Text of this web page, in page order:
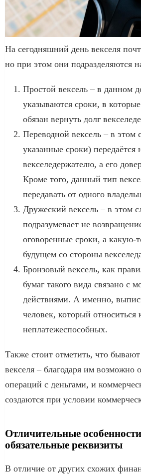
На сегодняшний день векселя
но при этом они подразделяются
Простой вексель – в данном
указываются сроки, в
обязан вернуть долг
Переводной вексель – в этом
указанные сроки) передаётся
векселедержателю, а его
Кроме того, данный тип
передавать от одного
Дружеский вексель – в этом
подразумевает не
оговоренные сроки, а какую-
будущем со стороны
Бронзовый вексель, как
бумаг такого вида связано с
действиями. А именно,
человек, который относиться
неплатежеспособных.
Также стоит отметить, что
векселя – благодаря им возможно
операций с деньгами, и
создаются при условии
Отличительные
обязательные реквизиты
В отличие от других схожих